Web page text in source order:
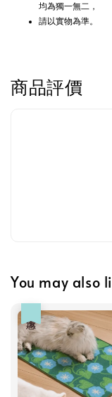
均為獨一無二，
請以實物為準。
商品評價
You may also